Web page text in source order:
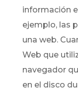
información
ejemplo, las
una web.
Web que
navegador
en el disco